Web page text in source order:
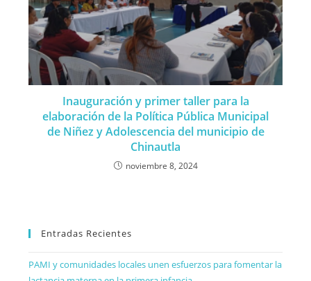
Inauguración y primer taller para la
elaboración de la Política Pública Municipal
de Niñez y Adolescencia del municipio de
Chinautla
noviembre 8, 2024
Entradas Recientes
PAMI y comunidades locales unen esfuerzos para fomentar la